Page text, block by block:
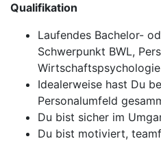
Qualifikation
Laufendes Bachelor-
Schwerpunkt BWL,
Wirtschaftspsychologie
Idealerweise hast Du
Personalumfeld
Du bist sicher im
Du bist motiviert,